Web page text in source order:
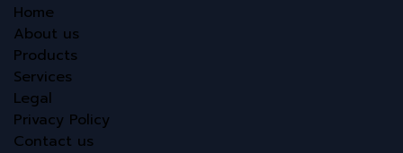
Home
About us
Products
Services
Legal
Privacy Policy
Contact us